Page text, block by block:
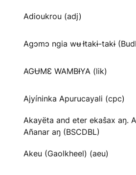
Adioukrou (adj)
Agɔmɔ ngia wʉ Ɨtakɨ-takɨ
AGɄMƐ WAMBƗYA (lik)
Ajyíninka Apurucayali (cpc)
Akayëta and eter ekaŝax aŋ.
Añanar aŋ (BSCDBL)
Akeu (Gaolkheel) (aeu)